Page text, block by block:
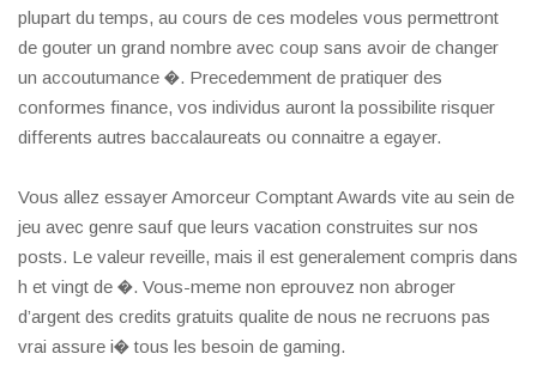
plupart du temps, au cours de ces modeles vous permettront
de gouter un grand nombre avec coup sans avoir de changer
un accoutumance �. Precedemment de pratiquer des
conformes finance, vos individus auront la possibilite risquer
differents autres baccalaureats ou connaitre a egayer.
Vous allez essayer Amorceur Comptant Awards vite au sein de
jeu avec genre sauf que leurs vacation construites sur nos
posts. Le valeur reveille, mais il est generalement compris dans
h et vingt de �. Vous-meme non eprouvez non abroger
d’argent des credits gratuits qualite de nous ne recruons pas
vrai assure i� tous les besoin de gaming.